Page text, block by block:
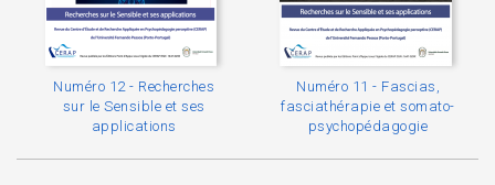
Numéro 12 - Recherches
sur le Sensible et ses
applications
Numéro 11 - Fascias,
fasciathérapie et somato-
psychopédagogie